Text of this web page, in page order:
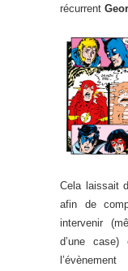
récurrent
Cela laissait
afin de
intervenir
d’une